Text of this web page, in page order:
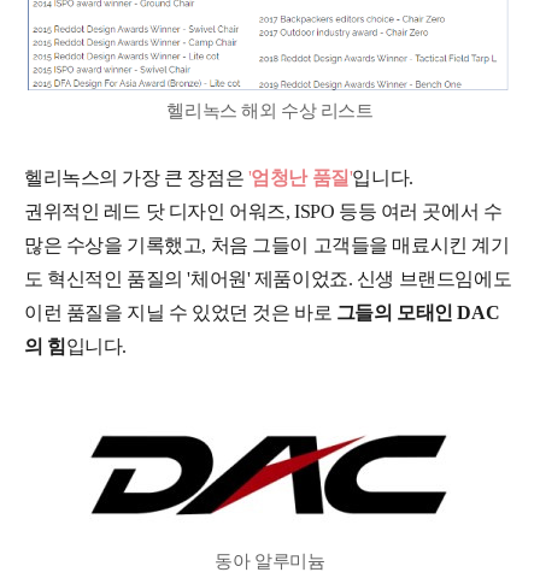
헬리녹스 해외 수상 리스트
헬리녹스의 가장 큰 장점은 '엄청난 품질'입니다.
권위적인 레드 닷 디자인 어워즈, ISPO 등등 여러 곳에서 수
많은 수상을 기록했고, 처음 그들이 고객들을 매료시킨 계기
도 혁신적인 품질의 '체어원' 제품이었죠. 신생 브랜드임에도
이런 품질을 지닐 수 있었던 것은 바로 그들의 모태인 DAC
의 힘 입니다.
동아 알루미늄